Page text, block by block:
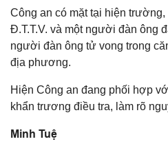
Công an có mặt tại hiện
Đ.T.T.V. và một người đàn ông
người đàn ông tử vong trong
địa phương.
Hiện Công an đang phối hợp
khẩn trương điều tra, làm rõ
Minh Tuệ